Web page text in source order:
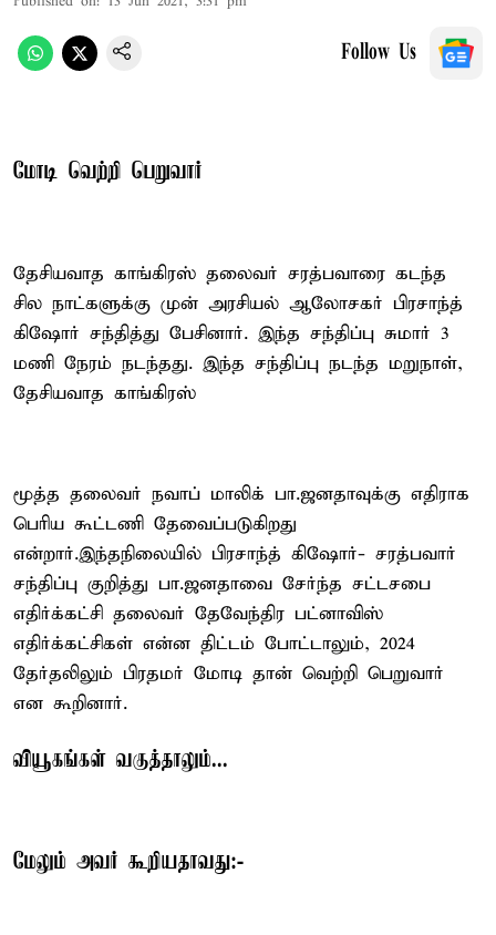
Follow Us
மோடி வெற்றி பெறுவார்
தேசியவாத காங்கிரஸ் தலைவர் சரத்பவாரை கடந்த
சில நாட்களுக்கு முன் அரசியல் ஆலோசகர் பிரசாந்த்
கிஷோர் சந்தித்து பேசினார். இந்த சந்திப்பு சுமார் 3
மணி நேரம் நடந்தது. இந்த சந்திப்பு நடந்த மறுநாள்,
தேசியவாத காங்கிரஸ்
மூத்த தலைவர் நவாப் மாலிக் பா.ஜனதாவுக்கு எதிராக
பெரிய கூட்டணி தேவைப்படுகிறது
என்றார்.இந்தநிலையில் பிரசாந்த் கிஷோர்- சரத்பவார்
சந்திப்பு குறித்து பா.ஜனதாவை சேர்ந்த சட்டசபை
எதிர்க்கட்சி தலைவர் தேவேந்திர பட்னாவிஸ்
எதிர்க்கட்சிகள் என்ன திட்டம் போட்டாலும், 2024
தேர்தலிலும் பிரதமர் மோடி தான் வெற்றி பெறுவார்
என கூறினார்.
வியூகங்கள் வகுத்தாலும்...
மேலும் அவர் கூறியதாவது:-